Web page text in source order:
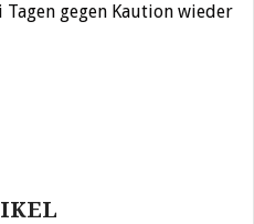
gegen Kaution wieder